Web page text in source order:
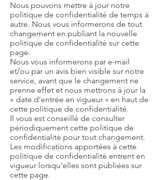
Nous pouvons mettre à jour notre
politique de confidentialité de temps à
autre. Nous vous informerons de tout
changement en publiant la nouvelle
politique de confidentialité sur cette
page.
Nous vous informerons par e-mail
et/ou par un avis bien visible sur notre
service, avant que le changement ne
prenne effet et nous mettrons à jour la
« date d'entrée en vigueur » en haut de
cette politique de confidentialité.
Il vous est conseillé de consulter
périodiquement cette politique de
confidentialité pour tout changement.
Les modifications apportées à cette
politique de confidentialité entrent en
vigueur lorsqu'elles sont publiées sur
cette page.